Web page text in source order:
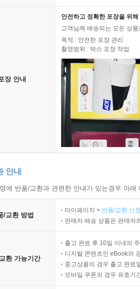
장 안내
안전하고 정확한 포장을 위
고객님께 배송되는 모든 상
목적 : 안전한 포장 관리
촬영범위 : 박스 포장 작업
안내
에 반품/교환과 관련한 안내가 있는경우 아
/교환 방법
마이페이지 > 반품/교환 신
판매자 배송 상품은 판매자
환 가능기간
출고 완료 후 10일 이내의
디지털 콘텐츠인 eBook의
중고상품의 경우 출고 완료
모바일 쿠폰의 경우 유효기